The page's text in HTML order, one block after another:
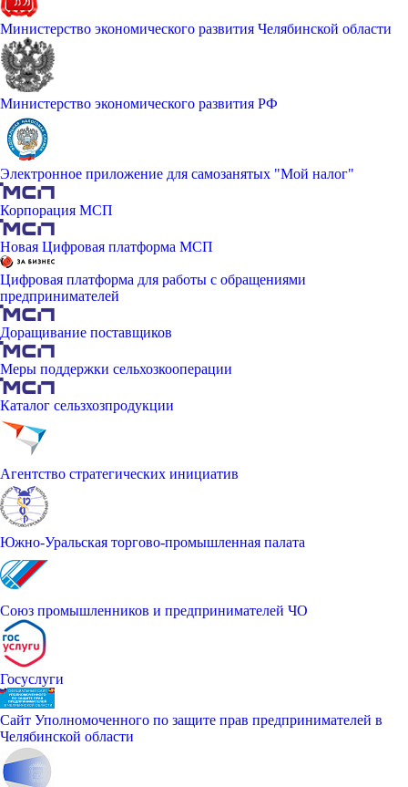
Министерство экономического развития Челябинской области
Министерство экономического развития РФ
Электронное приложение для самозанятых "Мой налог"
Корпорация МСП
Новая Цифровая платформа МСП
Цифровая платформа для работы с обращениями
предпринимателей
Доращивание поставщиков
Меры поддержки сельхозкооперации
Каталог сельзхозпродукции
Агентство стратегических инициатив
Южно-Уральская торгово-промышленная палата
Союз промышленников и предпринимателей ЧО
Госуслуги
Сайт Уполномоченного по защите прав предпринимателей в
Челябинской области